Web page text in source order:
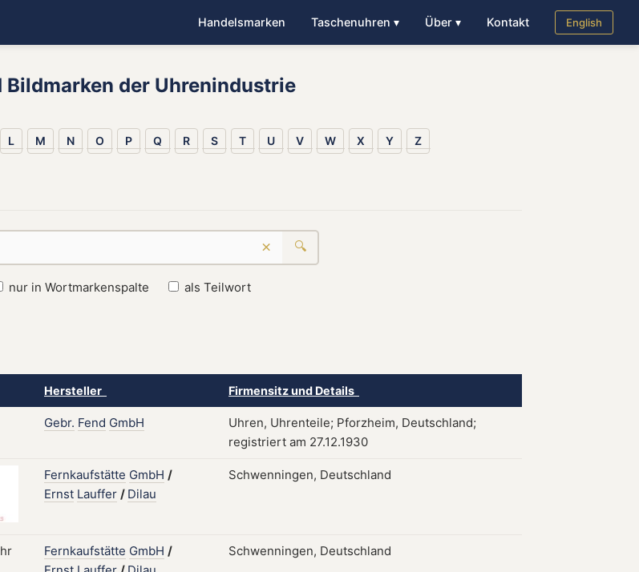
Handelsmarken Taschenuhren ▾ Über ▾ Kontakt English
der Uhrenindustrie
L M N O P Q R S T U V W X Y Z
× 🔍
nur in Wortmarkenspalte als Teilwort
Hersteller Firmensitz und Details
Gebr. Fend GmbH
Uhren, Uhrenteile; Pforzheim, Deutschland;
registriert am 27.12.1930
Fernkaufstätte GmbH /
Ernst Lauffer / Dilau
Schwenningen, Deutschland
Fernkaufstätte GmbH /
Schwenningen, Deutschland